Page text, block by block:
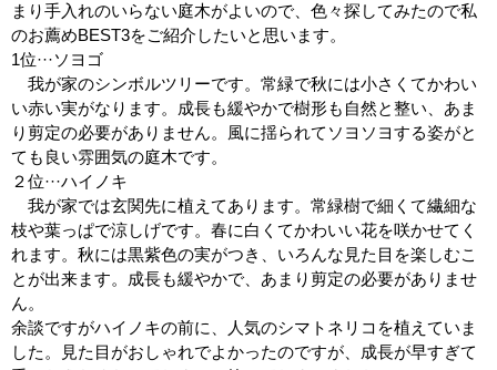
まり手入れのいらない庭木がよいので、色々探してみたので私
のお薦めBEST3をご紹介したいと思います。
1位···ソヨゴ
我が家のシンボルツリーです。常緑で秋には小さくてかわい
い赤い実がなります。成長も緩やかで樹形も自然と整い、あま
り剪定の必要がありません。風に揺られてソヨソヨする姿がと
ても良い雰囲気の庭木です。
２位···ハイノキ
我が家では玄関先に植えてあります。常緑樹で細くて繊細な
枝や葉っぱで涼しげです。春に白くてかわいい花を咲かせてく
れます。秋には黒紫色の実がつき、いろんな見た目を楽しむこ
とが出来ます。成長も緩やかで、あまり剪定の必要がありませ
ん。
余談ですがハイノキの前に、人気のシマトネリコを植えていま
した。見た目がおしゃれでよかったのですが、成長が早すぎて